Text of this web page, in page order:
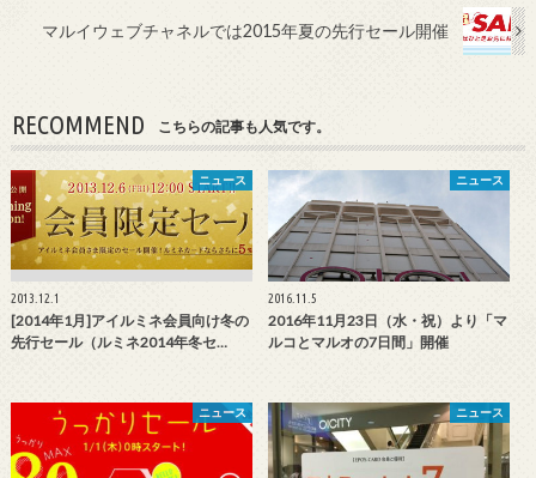
マルイウェブチャネルでは2015年夏の先行セール開催
RECOMMEND こちらの記事も人気です。
ニュース
2013.12.1
[2014年1月]アイルミネ会員向け冬の
先行セール（ルミネ2014年冬セ…
ニュース
2016.11.5
2016年11月23日（水・祝）より「マ
ルコとマルオの7日間」開催
ニュース ニュース